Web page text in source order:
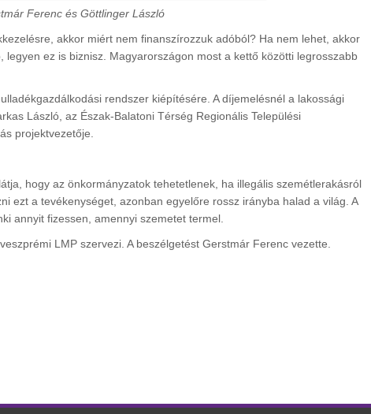
Ferenc és Göttlinger László
akkor miért nem finanszírozzuk adóból? Ha nem lehet, akkor
ez is biznisz. Magyarországon most a kettő közötti legrosszabb
rendszer kiépítésére. A díjemelésnél a lakossági
László, az Észak-Balatoni Térség Regionális Települési
projektvezetője.
hogy az önkormányzatok tehetetlenek, ha illegális szemétlerakásról
ezt a tevékenységet, azonban egyelőre rossz irányba halad a világ. A
annyit fizessen, amennyi szemetet termel.
LMP szervezi. A beszélgetést Gerstmár Ferenc vezette.